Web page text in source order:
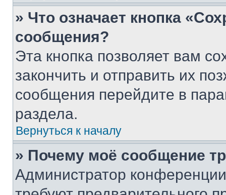
» Что означает кнопка
сообщения?
Эта кнопка позволяет вам
закончить и отправить их
сообщения перейдите в
раздела.
Вернуться к началу
» Почему моё сообщение
Администратор